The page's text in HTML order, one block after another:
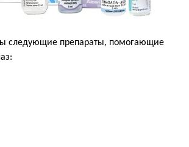
следующие препараты, помогающие